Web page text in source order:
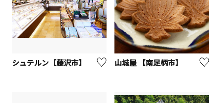
シュテルン【藤沢市】 山城屋 【南足柄市】